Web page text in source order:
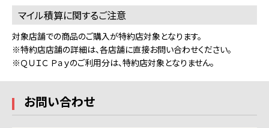
マイル積算に関するご注意
対象店舗での商品のご購入が特約店対象となります。
※特約店店舗の詳細は、各店舗に直接お問い合わせください。
※ＱＵＩＣ Ｐａｙのご利用分は、特約店対象となりません。
お問い合わせ